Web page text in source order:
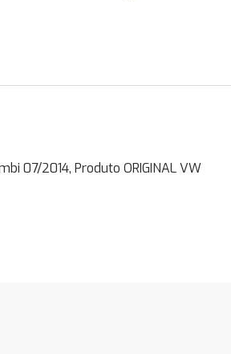
07/2014, Produto ORIGINAL VW